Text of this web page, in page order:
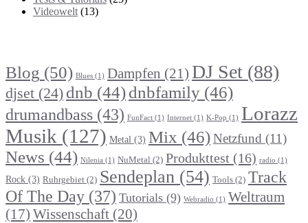
Videowelt (13)
Blog (50) Blues (1) Dampfen (21) DJ Set (88)
djset (24) dnb (44)dnbfamily (46)
drumandbass (43) FunFact (1) Internet (1) K-Pop (1) Lorazz
Musik (127) Metal (3) Mix (46)Netzfund (11)
News (44) Nilenia (1) NuMetal (2) Produkttest (16) radio (1)
Rock (3) Ruhrgebiet (2) Sendeplan (54) Tools (2) Track
Of The Day (37) Tutorials (9) Webradio (1) Weltraum
(17) Wissenschaft (20)